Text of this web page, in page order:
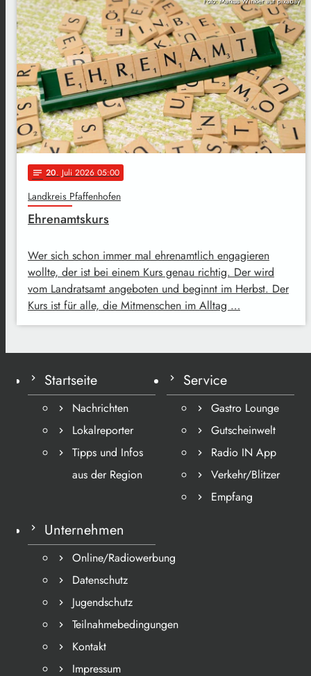
notes 20. Juli 2026 05:00
Landkreis Pfaffenhofen
Ehrenamtskurs
Wer sich schon immer mal ehrenamtlich engagieren
wollte, der ist bei einem Kurs genau richtig. Der wird
vom Landratsamt angeboten und beginnt im Herbst. Der
Kurs ist für alle, die Mitmenschen im Alltag …
Startseite
Nachrichten
Lokalreporter
Tipps und Infos
aus der Region
Service
Gastro Lounge
Gutscheinwelt
Radio IN App
Verkehr/Blitzer
Empfang
Unternehmen
Online/Radiowerbung
Datenschutz
Jugendschutz
Teilnahmebedingungen
Kontakt
Impressum